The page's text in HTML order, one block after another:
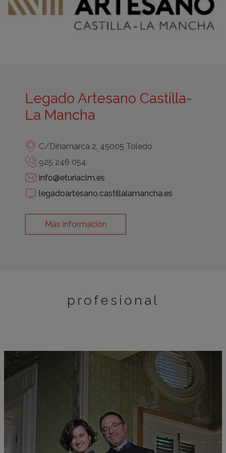
Legado Artesano Castilla-
La Mancha
C/Dinamarca 2, 45005 Toledo
925 246 054
info@eturiaclm.es
legadoartesano.castillalamancha.es
Más información
profesional